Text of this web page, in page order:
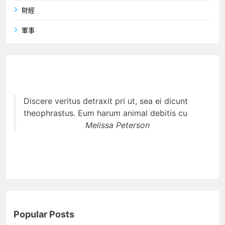
財經
軍事
Discere veritus detraxit pri ut, sea ei dicunt
theophrastus. Eum harum animal debitis cu
Melissa Peterson
Popular Posts